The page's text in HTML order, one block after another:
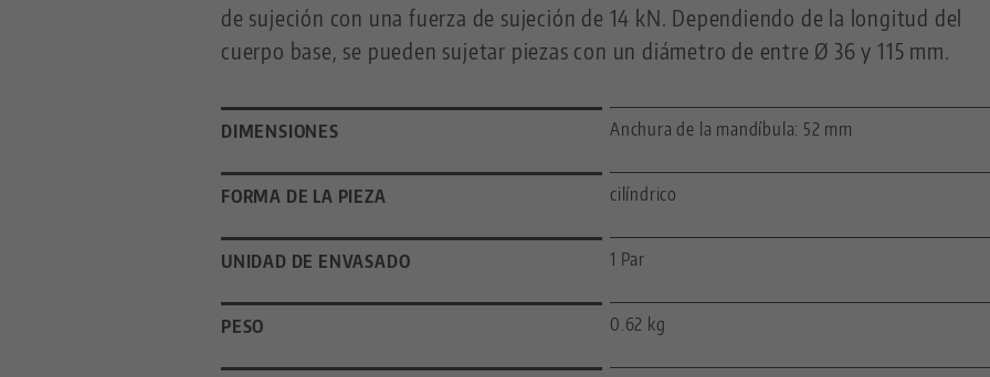
de sujeción con una fuerza de sujeción de 14 kN. Dependiendo de la longitud del
cuerpo base, se pueden sujetar piezas con un diámetro de entre Ø 36 y 115 mm.
DIMENSIONES Anchura de la mandíbula: 52 mm
FORMA DE LA PIEZA cilíndrico
UNIDAD DE ENVASADO 1 Par
PESO 0.62 kg